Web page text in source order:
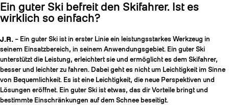
Ein guter Ski befreit den Skifahrer. Ist es
wirklich so einfach?
J.R. – Ein guter Ski ist in erster Linie ein leistungsstarkes Werkzeug in
seinem Einsatzbereich, in seinem Anwendungsgebiet. Ein guter Ski
unterstützt die Leistung, erleichtert sie und ermöglicht es dem Skifahrer,
besser und leichter zu fahren. Dabei geht es nicht um Leichtigkeit im Sinne
von Bequemlichkeit. Es ist eine Leichtigkeit, die neue Perspektiven und
Lösungen eröffnet. Ein guter Ski ist etwas, das dir Vorteile bringt und
bestimmte Einschränkungen auf dem Schnee beseitigt.